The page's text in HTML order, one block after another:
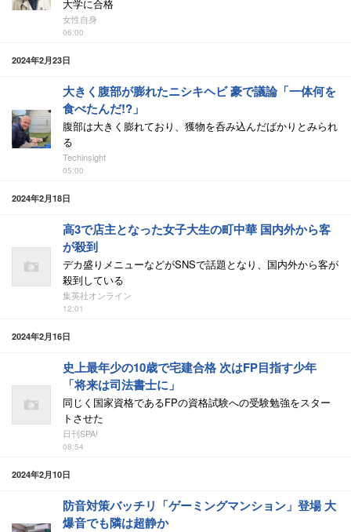
大学に合格
女性自身
06:00
2024年2月23日
大きく腹部が膨れたニシキヘビ 豪で議論「一体何を
食べたんだ!?」
腹部は大きく膨れており、獲物を呑み込んだばかりとみられ
る
Techinsight
05:00
2024年2月18日
高3で店主となった女子大生の町中華 国内外から客
が殺到
デカ盛りメニューなどがSNSで話題となり、国内外から客が
殺到している
集英社オンライン
12:01
2024年2月16日
史上最年少の10歳で宅建合格 次はFP目指す少年
「将来は司法書士に」
同じく国家資格であるFPの資格試験への受験勉強をスター
トさせた
日刊SPA!
08:54
2024年2月10日
防音対策バッチリ「ゲーミングマンション」登場 大
爆音でも隣は超静か